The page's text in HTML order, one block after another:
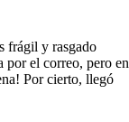
frágil y rasgado
por el correo, pero en
Por cierto, llegó